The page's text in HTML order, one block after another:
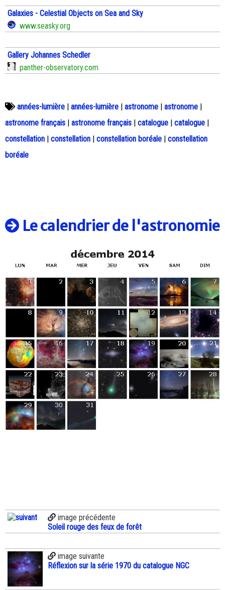
Galaxies - Celestial Objects on Sea and Sky
www.seasky.org
Gallery Johannes Schedler
panther-observatory.com
années-lumière années-lumière astronome astronome
astronome français
astronome français catalogue catalogue
constellation
constellation constellation boréale
constellation
boréale
Le calendrier de l'astronomie
image précédente
Soleil rouge des feux de forêt
image suivante
Réflexion sur la série 1970 du catalogue NGC